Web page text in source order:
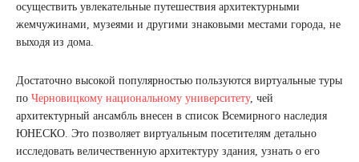
осуществить увлекательные путешествия архитектурными
жемчужинами, музеями и другими знаковыми местами города, не
выходя из дома.
Достаточно высокой популярностью пользуются виртуальные туры
по Черновицкому национальному университету, чей
архитектурный ансамбль внесен в список Всемирного наследия
ЮНЕСКО. Это позволяет виртуальным посетителям детально
исследовать величественную архитектуру здания, узнать о его